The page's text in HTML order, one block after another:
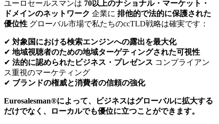
ユーロセールスマンは 70以上のナショナル・マーケット・
ドメインのネットワーク 企業に 排他的で法的に保護された
優位性 グローバル市場で私たちのccTLD戦略は確実です：
✔ 対象国における検索エンジンへの露出を最大化
✔ 地域視聴者のための地域ターゲティングされた可視性
✔ 法的に認められたビジネス・プレゼンス コンプライアン
ス重視のマーケティング
✔ ブランドの権威と消費者の信頼の強化
Eurosalesman®によって、ビジネスはグローバルに拡大する
だけでなく、ローカルでも優位に立つことができます。